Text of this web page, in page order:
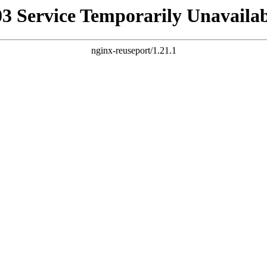
Service Temporarily
nginx-reuseport/1.21.1